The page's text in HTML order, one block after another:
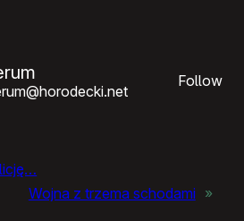
Follow
Wojna z trzema schodami »